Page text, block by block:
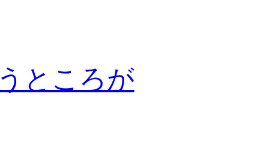
ところが